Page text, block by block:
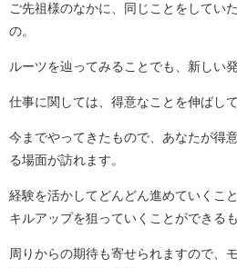
ご先祖様のなかに、同じことをしてい
の。
ルーツを辿ってみることでも、新しい
仕事に関しては、得意なことを伸ばし
今までやってきたもので、あなたが得
る場面が訪れます。
経験を活かしてどんどん進めていくこ
キルアップを狙っていくことができるも
周りからの期待も寄せられますので、